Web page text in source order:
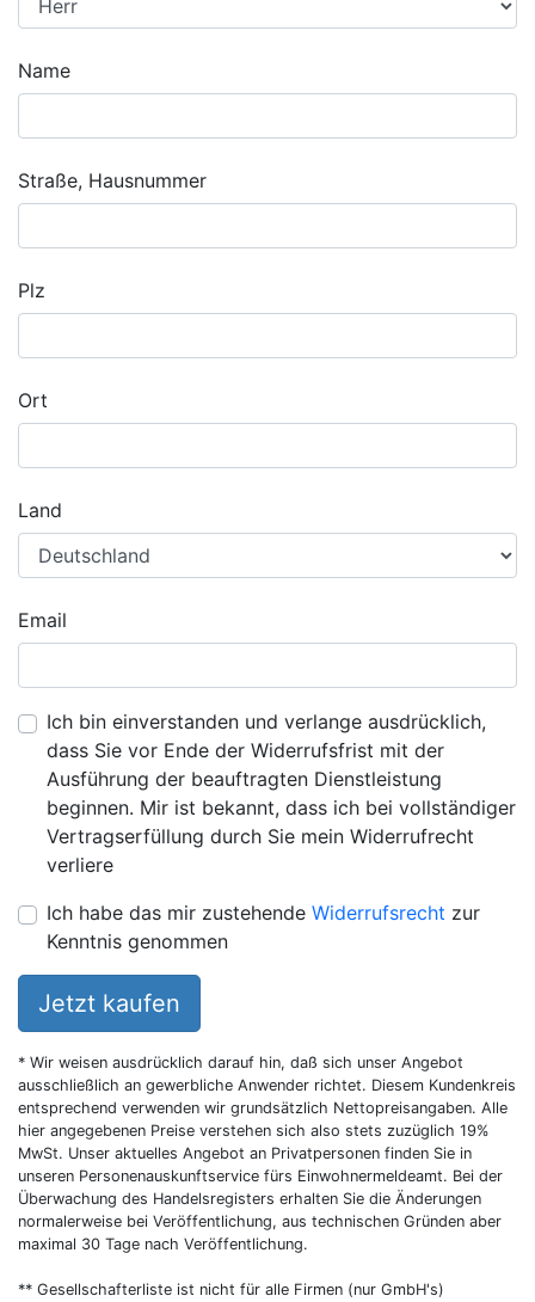
Name
Straße, Hausnummer
Plz
Ort
Land
Email
Ich bin einverstanden und verlange ausdrücklich,
dass Sie vor Ende der Widerrufsfrist mit der
Ausführung der beauftragten Dienstleistung
beginnen. Mir ist bekannt, dass ich bei vollständiger
Vertragserfüllung durch Sie mein Widerrufrecht
verliere
Ich habe das mir zustehende Widerrufsrecht zur
Kenntnis genommen
Jetzt kaufen
* Wir weisen ausdrücklich darauf hin, daß sich unser Angebot
ausschließlich an gewerbliche Anwender richtet. Diesem Kundenkreis
entsprechend verwenden wir grundsätzlich Nettopreisangaben. Alle
hier angegebenen Preise verstehen sich also stets zuzüglich 19%
MwSt. Unser aktuelles Angebot an Privatpersonen finden Sie in
unseren Personenauskunftservice fürs Einwohnermeldeamt. Bei der
Überwachung des Handelsregisters erhalten Sie die Änderungen
normalerweise bei Veröffentlichung, aus technischen Gründen aber
maximal 30 Tage nach Veröffentlichung.
** Gesellschafterliste ist nicht für alle Firmen (nur GmbH's)